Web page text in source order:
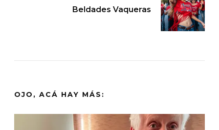
Beldades Vaqueras
OJO, ACÁ HAY MÁS: